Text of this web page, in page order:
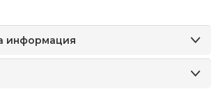
информация